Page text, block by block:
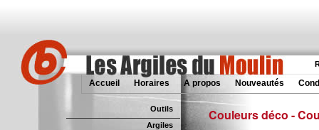
Accueil Horaires A propos Nouveautés
Outils
Argiles
Couleurs déco -